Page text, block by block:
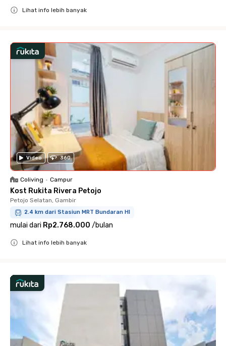
Lihat info lebih banyak
Video 360
Coliving • Campur
Kost Rukita Rivera Petojo
Petojo Selatan, Gambir
2.4 km dari Stasiun MRT Bundaran HI
mulai dari Rp2.768.000 /bulan
Lihat info lebih banyak